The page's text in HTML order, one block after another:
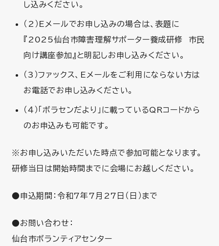
し込みください。
（2）Eメールでお申し込みの場合は、表題に
『2025仙台市障害理解サポーター養成研修 市民
向け講座参加』と明記しお申し込みください。
（3）ファックス、Eメールをご利用にならない方は
お電話でお申し込みください。
（４）「ボラセンだより」に載っているQRコードから
のお申込みも可能です。
※お申し込みいただいた時点で参加可能となります。
研修当日は開始時間までに会場にお越しください。
●申込期間：令和7年7月27日（日）まで
●お問い合わせ：
仙台市ボランティアセンター